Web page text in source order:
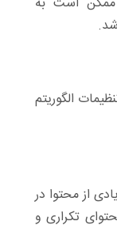
الگوریتم
از محتوا در
تکراری و